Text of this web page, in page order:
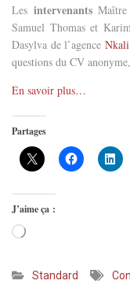
Les intervenantsMaître
Samuel Thomas et
Dasylva de l’agence
questions du CV
En savoir plus…
Partages
J’aime ça :
Chargement…
Standard